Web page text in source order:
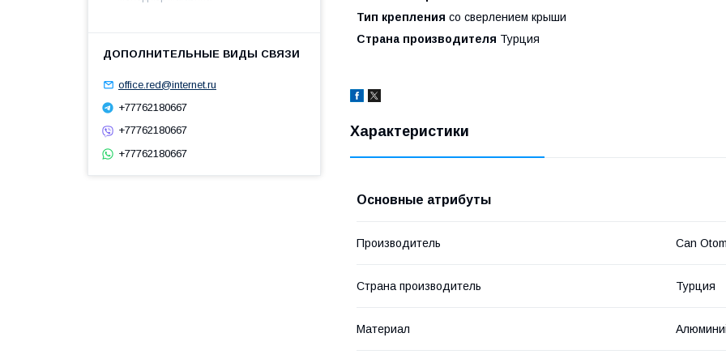
Тип крепления со сверлением крыши
Страна производителя Турция
Характеристики
Основные атрибуты
Производитель Can
Страна производитель Турция
Материал
office.red@internet.ru
+77762180667
+77762180667
+77762180667